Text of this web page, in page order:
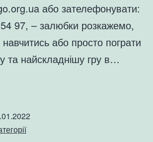
або зателефонувати:
97, – залюбки розкажемо,
або просто пограти
та найскладнішу гру в…